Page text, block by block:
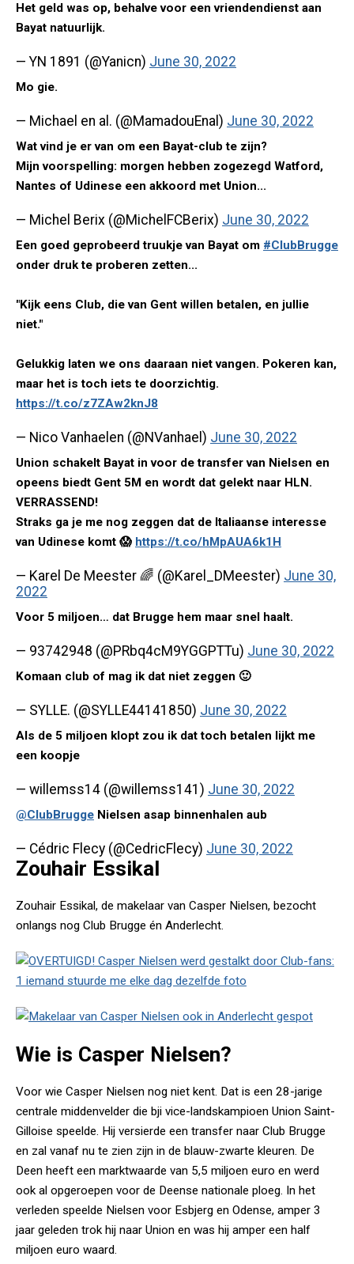
Het geld was op, behalve voor een vriendendienst aan
Bayat natuurlijk.
— YN 1891 (@Yanicn) June 30, 2022
Mo gie.
— Michael en al. (@MamadouEnal) June 30, 2022
Wat vind je er van om een Bayat-club te zijn?
Mijn voorspelling: morgen hebben zogezegd Watford,
Nantes of Udinese een akkoord met Union...
— Michel Berix (@MichelFCBerix) June 30, 2022
Een goed geprobeerd truukje van Bayat om #ClubBrugge
onder druk te proberen zetten...
"Kijk eens Club, die van Gent willen betalen, en jullie
niet."
Gelukkig laten we ons daaraan niet vangen. Pokeren kan,
maar het is toch iets te doorzichtig.
https://t.co/z7ZAw2knJ8
— Nico Vanhaelen (@NVanhael) June 30, 2022
Union schakelt Bayat in voor de transfer van Nielsen en
opeens biedt Gent 5M en wordt dat gelekt naar HLN.
VERRASSEND!
Straks ga je me nog zeggen dat de Italiaanse interesse
van Udinese komt 😱 https://t.co/hMpAUA6k1H
— Karel De Meester 🌈 (@Karel_DMeester) June 30,
2022
Voor 5 miljoen… dat Brugge hem maar snel haalt.
— 93742948 (@PRbq4cM9YGGPTTu) June 30, 2022
Komaan club of mag ik dat niet zeggen 🙂
— SYLLE. (@SYLLE44141850) June 30, 2022
Als de 5 miljoen klopt zou ik dat toch betalen lijkt me
een koopje
— willemss14 (@willemss141) June 30, 2022
@ClubBrugge Nielsen asap binnenhalen aub
— Cédric Flecy (@CedricFlecy) June 30, 2022
Zouhair Essikal
Zouhair Essikal, de makelaar van Casper Nielsen, bezocht
onlangs nog Club Brugge én Anderlecht.
Wie is Casper Nielsen?
Voor wie Casper Nielsen nog niet kent. Dat is een 28-jarige
centrale middenvelder die bji vice-landskampioen Union Saint-
Gilloise speelde. Hij versierde een transfer naar Club Brugge
en zal vanaf nu te zien zijn in de blauw-zwarte kleuren. De
Deen heeft een marktwaarde van 5,5 miljoen euro en werd
ook al opgeroepen voor de Deense nationale ploeg. In het
verleden speelde Nielsen voor Esbjerg en Odense, amper 3
jaar geleden trok hij naar Union en was hij amper een half
miljoen euro waard.